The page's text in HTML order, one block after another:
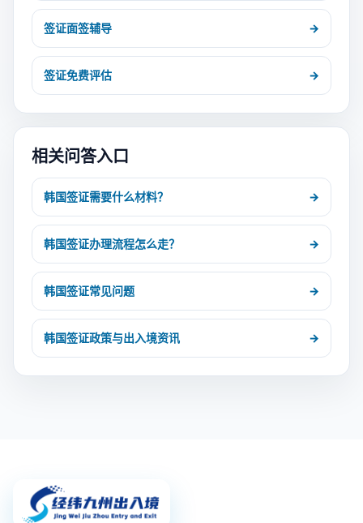
签证面签辅导 →
签证免费评估 →
相关问答入口
韩国签证需要什么材料？ →
韩国签证办理流程怎么走？ →
韩国签证常见问题 →
韩国签证政策与出入境资讯 →